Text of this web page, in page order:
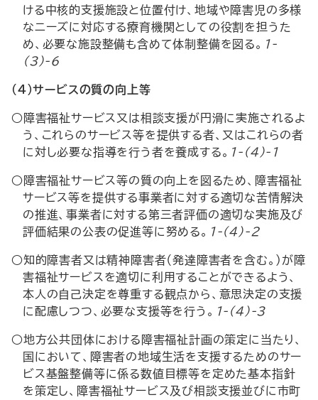
ける中核的支援施設と位置付け、地域や障害児の多様
なニーズに対応する療育機関としての役割を担うた
め、必要な施設整備も含めて体制整備を図る。 1-
(3)-6
（４）サービスの質の向上等
○障害福祉サービス又は相談支援が円滑に実施されるよ
う、これらのサービス等を提供する者、又はこれらの者
に対し必要な指導を行う者を養成する。 1-(4)-1
○障害福祉サービス等の質の向上を図るため、障害福祉
サービス等を提供する事業者に対する適切な苦情解決
の推進、事業者に対する第三者評価の適切な実施及び
評価結果の公表の促進等に努める。 1-(4)-2
○知的障害者又は精神障害者（発達障害者を含む。）が障
害福祉サービスを適切に利用することができるよう、
本人の自己決定を尊重する観点から、意思決定の支援
に配慮しつつ、必要な支援等を行う。 1-(4)-3
○地方公共団体における障害福祉計画の策定に当たり、
国において、障害者の地域生活を支援するためのサー
ビス基盤整備等に係る数値目標等を定めた基本指針
を策定し、障害福祉サービス及び相談支援並びに市町